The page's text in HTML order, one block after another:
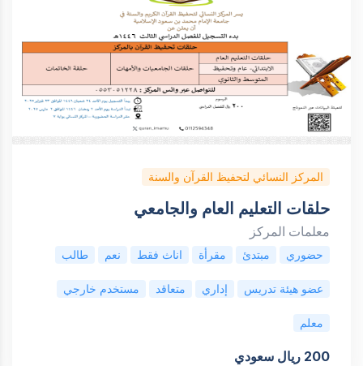
المركز النسائي لتحفيظ القرآن والسنة
حلقات التعليم العام والجامعي
معلمات المركز
حضوري مبتدئ مقرأة اناث فقط نعم طالب
عضو هيئة تدريس إداري متعاقد مستخدم خارجي
معلم
200 ريال سعودي